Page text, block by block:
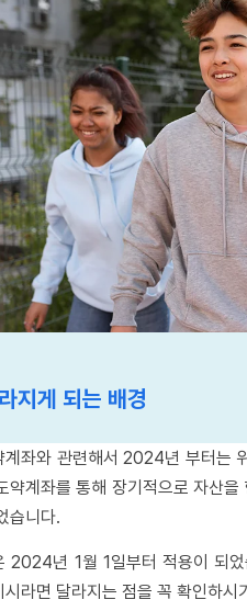
지게 되는 배경
계좌와 관련해서 2024년 부터는
약계좌를 통해 장기적으로 자산
습니다.
2024년 1월 1일부터 적용이 되
시라면 달라지는 점을 꼭 확인하시